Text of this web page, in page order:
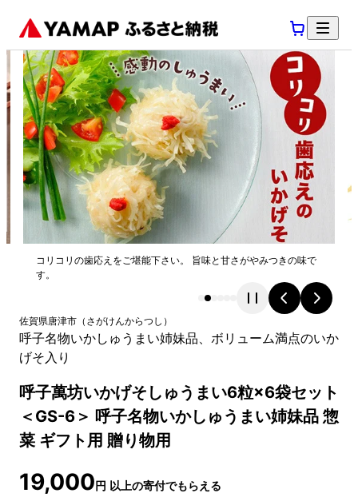
コリコリの歯応えをご堪能下さい。 旨味と甘さがやみつきの味で
す。
佐賀県唐津市 （ さがけんからつし ）
呼子名物いかしゅうまい姉妹品、ボリューム満点のいか
げそ入り
呼子萬坊いかげそしゅうまい6粒×6袋セット
＜GS-6＞ 呼子名物いかしゅうまい姉妹品 惣
菜 ギフト用 贈り物用
19,000円 以上の寄付でもらえる